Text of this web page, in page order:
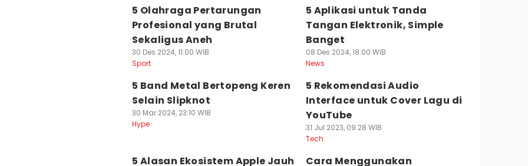
5 Olahraga Pertarungan
Profesional yang Brutal
Sekaligus Aneh
30 Des 2024, 11:00 WIB
Sport
5 Aplikasi untuk Tanda
Tangan Elektronik, Simple
Banget
08 Des 2024, 18:00 WIB
News
5 Band Metal Bertopeng Keren
Selain Slipknot
30 Mar 2024, 23:10 WIB
Hype
5 Rekomendasi Audio
Interface untuk Cover Lagu di
YouTube
31 Jul 2023, 09:28 WIB
Tech
5 Alasan Ekosistem Apple Jauh
Cara Menggunakan